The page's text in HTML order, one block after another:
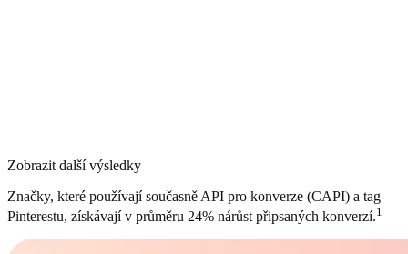
Zobrazit další výsledky
Značky, které používají současně API pro konverze (CAPI) a tag
Pinterestu, získávají v průměru 24% nárůst připsaných konverzí.1